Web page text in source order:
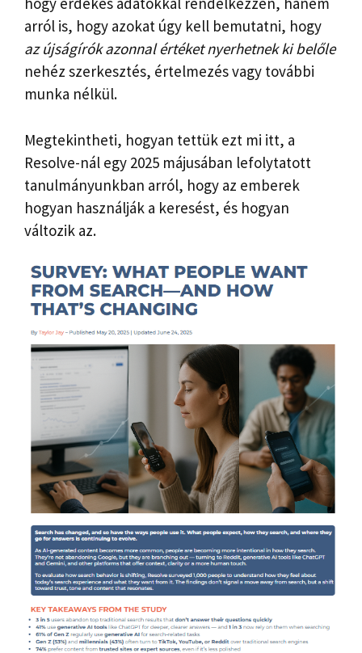
arról is, hogy azokat úgy kell bemutatni, hogy
az újságírók azonnal értéket nyerhetnek ki belőle
nehéz szerkesztés, értelmezés vagy további
munka nélkül.
Megtekintheti, hogyan tettük ezt mi itt, a
Resolve-nál egy 2025 májusában lefolytatott
tanulmányunkban arról, hogy az emberek
hogyan használják a keresést, és hogyan
változik az.